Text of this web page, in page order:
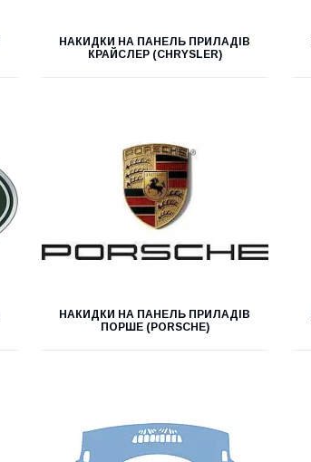
НАКИДКИ НА ПАНЕЛЬ ПРИЛАДІВ
КРАЙСЛЕР (CHRYSLER)
НАКИДКИ НА ПАНЕЛЬ ПРИЛАДІВ
ПОРШЕ (PORSCHE)